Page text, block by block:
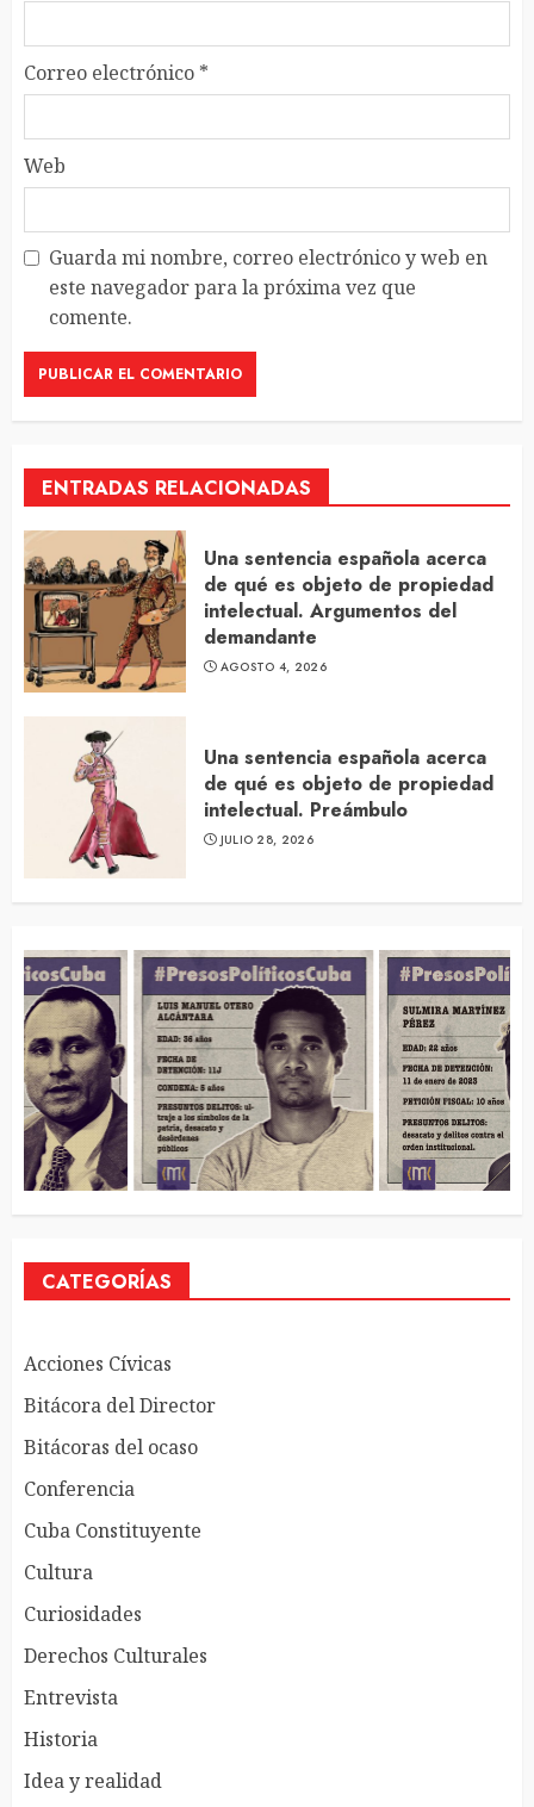
Correo electrónico *
Web
Guarda mi nombre, correo electrónico y web en
este navegador para la próxima vez que
comente.
ENTRADAS RELACIONADAS
Una sentencia española acerca
de qué es objeto de propiedad
intelectual. Argumentos del
demandante
AGOSTO 4, 2026
Una sentencia española acerca
de qué es objeto de propiedad
intelectual. Preámbulo
JULIO 28, 2026
CATEGORÍAS
Acciones Cívicas
Bitácora del Director
Bitácoras del ocaso
Conferencia
Cuba Constituyente
Cultura
Curiosidades
Derechos Culturales
Entrevista
Historia
Idea y realidad